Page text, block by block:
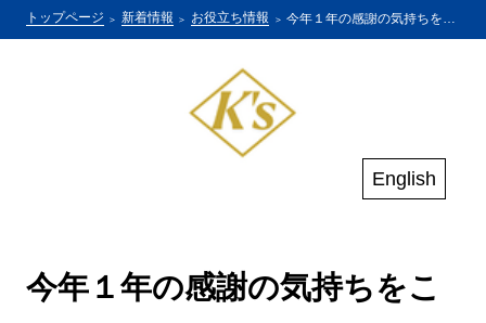
English
トップページ 新着情報 お役立ち情報 今年１年の感謝の気持ちをこめて
今年１年の感謝の気持ちをこ